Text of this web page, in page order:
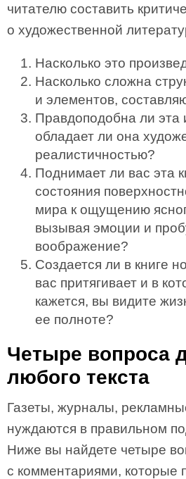
читателю составить
о художественной
Насколько это
Насколько сложна
и элементов,
Правдоподобна ли эта
обладает ли она
реалистичностью?
Поднимает ли вас эта
состояния
мира к ощущению
вызывая эмоции и
воображение?
Создается ли в книге
вас притягивает и в
кажется, вы видите
ее полноте?
Четыре вопроса
любого текста
Газеты, журналы,
нуждаются в правильном
Ниже вы найдете четыре
с комментариями, которые